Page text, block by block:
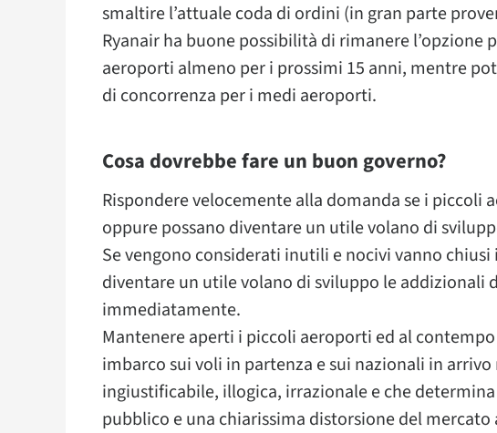
smaltire l’attuale coda di ordini (in gran parte
Ryanair ha buone possibilità di rimanere l’opzione
aeroporti almeno per i prossimi 15 anni, mentre
di concorrenza per i medi aeroporti.
Cosa dovrebbe fare un buon governo?
Rispondere velocemente alla domanda se i piccoli
oppure possano diventare un utile volano di
Se vengono considerati inutili e nocivi vanno
diventare un utile volano di sviluppo le addizionali
immediatamente.
Mantenere aperti i piccoli aeroporti ed al
imbarco sui voli in partenza e sui nazionali in
ingiustificabile, illogica, irrazionale e che
pubblico e una chiarissima distorsione del mercato